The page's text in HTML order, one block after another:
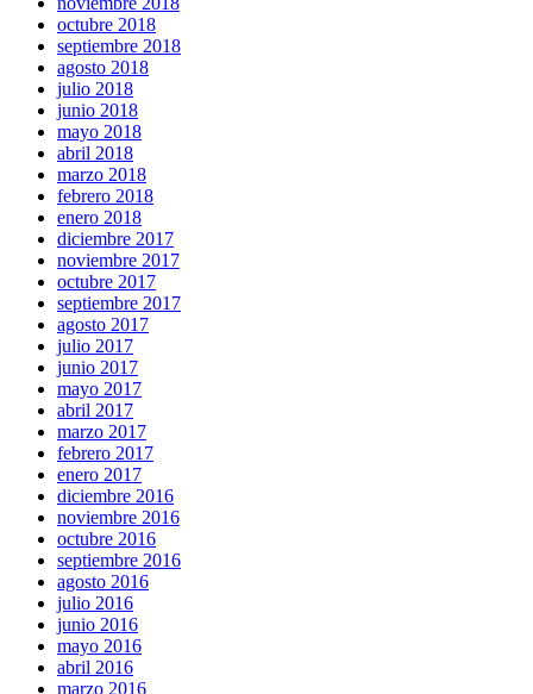
octubre 2018
septiembre 2018
agosto 2018
julio 2018
junio 2018
mayo 2018
abril 2018
marzo 2018
febrero 2018
enero 2018
diciembre 2017
noviembre 2017
octubre 2017
septiembre 2017
agosto 2017
julio 2017
junio 2017
mayo 2017
abril 2017
marzo 2017
febrero 2017
enero 2017
diciembre 2016
noviembre 2016
octubre 2016
septiembre 2016
agosto 2016
julio 2016
junio 2016
mayo 2016
abril 2016
marzo 2016